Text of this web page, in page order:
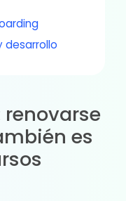
desarrollo
renovarse
es